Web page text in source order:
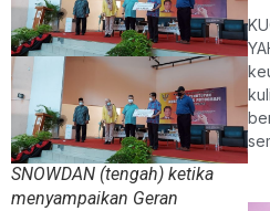
SNOWDAN (tengah) ketika
menyampaikan Geran